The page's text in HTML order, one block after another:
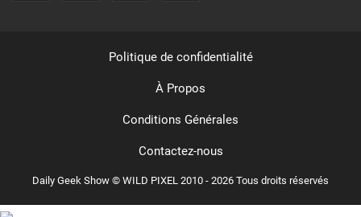
Daily Geek Show © WILD PIXEL 2010 - 2026 Tous droits réservés
Politique de confidentialité
À Propos
Conditions Générales
Contactez-nous